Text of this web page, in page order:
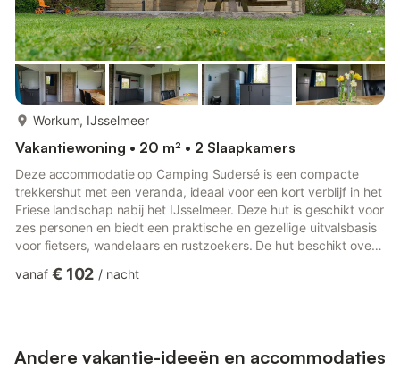
Workum, IJsselmeer
Vakantiewoning • 20 m² • 2 Slaapkamers
Deze accommodatie op Camping Sudersé is een compacte
trekkershut met een veranda, ideaal voor een kort verblijf in het
Friese landschap nabij het IJsselmeer. Deze hut is geschikt voor
zes personen en biedt een praktische en gezellige uitvalsbasis
voor fietsers, wandelaars en rustzoekers. De hut beschikt over
met koelkast en kookplaat, een eettafel met stoelen en een
vanaf € 102 / nacht
Andere vakantie-ideeën en accommodaties